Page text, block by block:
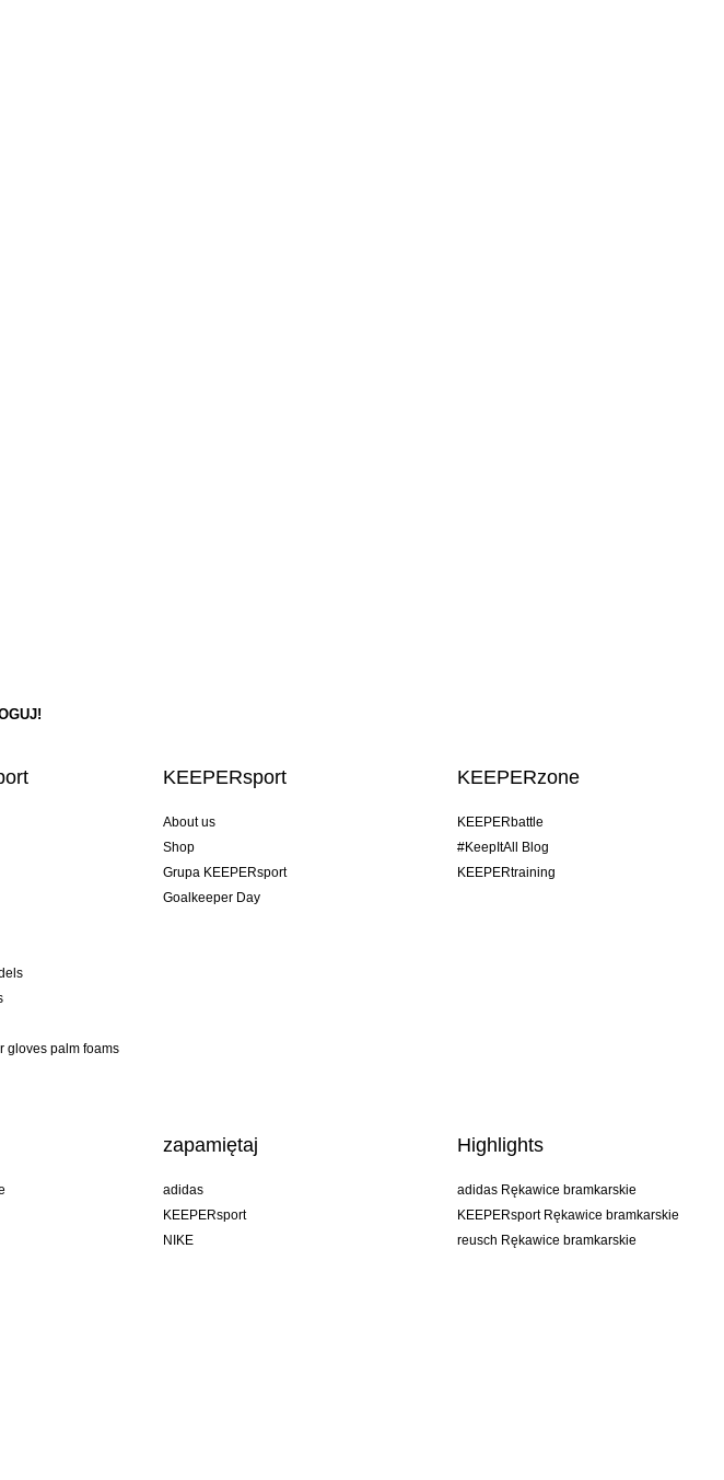
gloves palm foams
KEEPERsport
About us
Shop
Grupa KEEPERsport
Goalkeeper Day
KEEPERzone
KEEPERbattle
#KeepItAll Blog
KEEPERtraining
zapamiętaj
adidas
KEEPERsport
NIKE
Highlights
adidas Rękawice bramkarskie
KEEPERsport Rękawice bramkarskie
reusch Rękawice bramkarskie